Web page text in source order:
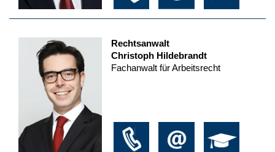
Rechtsanwalt
Christoph Hildebrandt
Fachanwalt für Arbeitsrecht